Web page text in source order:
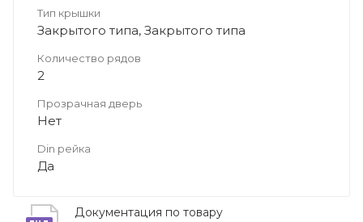
Тип крышки
Закрытого типа, Закрытого типа
Количество рядов
2
Прозрачная дверь
Нет
Din рейка
Да
Документация по товару